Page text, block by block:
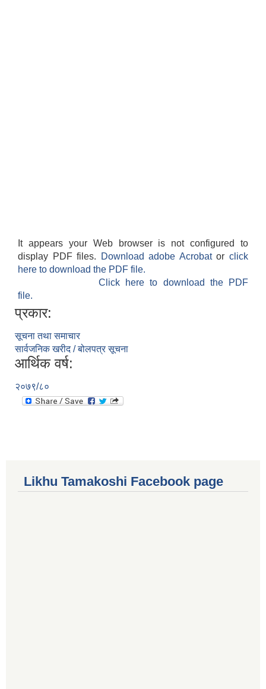
It appears your Web browser is not configured to
display PDF files.
Download adobe Acrobatorclick
here to download the PDF file.
Click here to download the PDF
file.
प्रकार:
सूचना तथा समाचार
सार्वजनिक खरीद / बोलपत्र सूचना
आर्थिक वर्ष:
२०७९/८०
Likhu Tamakoshi Facebook page